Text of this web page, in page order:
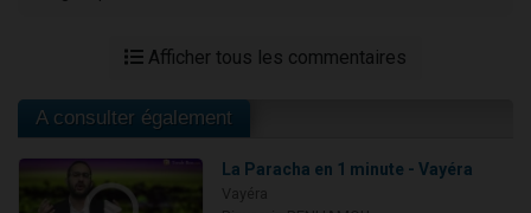
Afficher tous les commentaires
A consulter également
La Paracha en 1 minute - Vayéra